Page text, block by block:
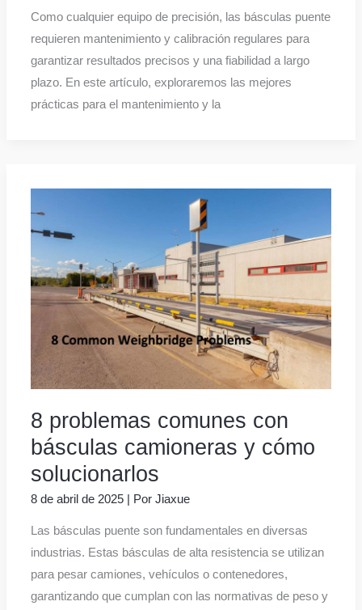
Como cualquier equipo de precisión, las básculas puente
requieren mantenimiento y calibración regulares para
garantizar resultados precisos y una fiabilidad a largo
plazo. En este artículo, exploraremos las mejores
prácticas para el mantenimiento y la
8 problemas comunes con
básculas camioneras y cómo
solucionarlos
8 de abril de 2025 | Por Jiaxue
Las básculas puente son fundamentales en diversas
industrias. Estas básculas de alta resistencia se utilizan
para pesar camiones, vehículos o contenedores,
garantizando que cumplan con las normativas de peso y